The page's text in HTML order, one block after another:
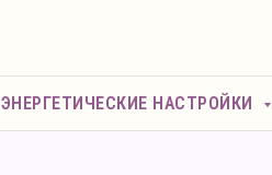
ЭНЕРГЕТИЧЕСКИЕ НАСТРОЙКИ